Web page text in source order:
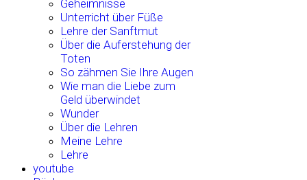
Geheimnisse
Unterricht über Füße
Lehre der Sanftmut
Über die Auferstehung der
Toten
So zähmen Sie Ihre Augen
Wie man die Liebe zum
Geld überwindet
Wunder
Über die Lehren
Meine Lehre
Lehre
youtube